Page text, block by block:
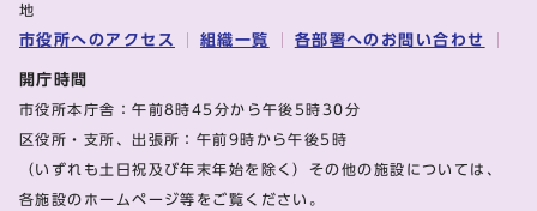
地
市役所へのアクセス 組織一覧 各部署へのお問い合わせ
開庁時間
市役所本庁舎：午前8時45分から午後5時30分
区役所・支所、出張所：午前9時から午後5時
（いずれも土日祝及び年末年始を除く）その他の施設については、
各施設のホームページ等をご覧ください。